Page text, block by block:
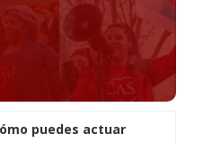
puedes actuar